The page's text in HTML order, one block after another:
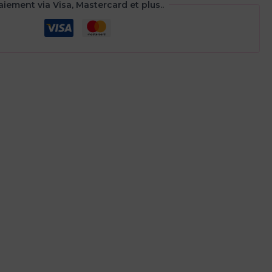
via Visa, Mastercard et plus..